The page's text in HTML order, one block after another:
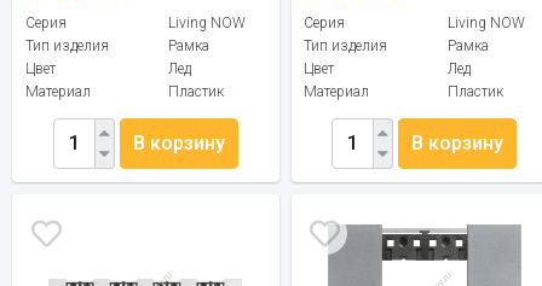
Серия
Living NOW
Тип изделия
Рамка
Цвет
Лед
Материал
Пластик
В корзину
Серия
Living NOW
Тип изделия
Рамка
Цвет
Лед
Материал
Пластик
В корзину